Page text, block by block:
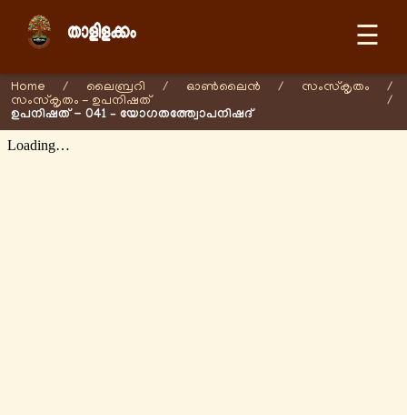
☰
Home / ലൈബ്രറി / ഓണ്‍ലൈന്‍ / സംസ്കൃതം
/
സംസ്കൃതം - ഉപനിഷത്
/
ഉപനിഷത് - 041 – യോഗതത്ത്വോപനിഷദ്